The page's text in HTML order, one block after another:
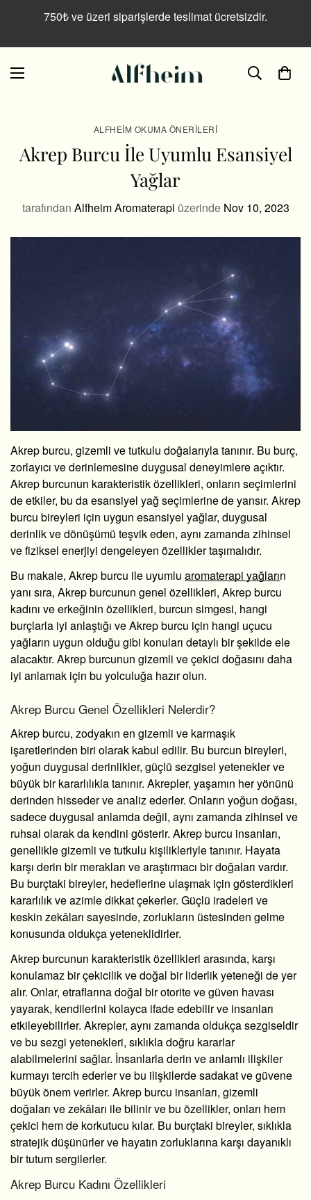
750₺ ve üzeri siparişlerde teslimat ücretsizdir.
ALFHEIM OKUMA ÖNERILERI
Akrep Burcu İle Uyumlu Esansiyel
Yağlar
tarafından Alfheim Aromaterapi üzerinde Nov 10, 2023
Akrep burcu, gizemli ve tutkulu doğalarıyla tanınır. Bu burç,
zorlayıcı ve derinlemesine duygusal deneyimlere açıktır.
Akrep burcunun karakteristik özellikleri, onların seçimlerini
de etkiler, bu da esansiyel yağ seçimlerine de yansır. Akrep
burcu bireyleri için uygun esansiyel yağlar, duygusal
derinlik ve dönüşümü teşvik eden, aynı zamanda zihinsel
ve fiziksel enerjiyi dengeleyen özellikler taşımalıdır.
Bu makale, Akrep burcu ile uyumlu aromaterapi yağların
yanı sıra, Akrep burcunun genel özellikleri, Akrep burcu
kadını ve erkeğinin özellikleri, burcun simgesi, hangi
burçlarla iyi anlaştığı ve Akrep burcu için hangi uçucu
yağların uygun olduğu gibi konuları detaylı bir şekilde ele
alacaktır. Akrep burcunun gizemli ve çekici doğasını daha
iyi anlamak için bu yolculuğa hazır olun.
Akrep Burcu Genel Özellikleri Nelerdir?
Akrep burcu, zodyakın en gizemli ve karmaşık
işaretlerinden biri olarak kabul edilir. Bu burcun bireyleri,
yoğun duygusal derinlikler, güçlü sezgisel yetenekler ve
büyük bir kararlılıkla tanınır. Akrepler, yaşamın her yönünü
derinden hisseder ve analiz ederler. Onların yoğun doğası,
sadece duygusal anlamda değil, aynı zamanda zihinsel ve
ruhsal olarak da kendini gösterir. Akrep burcu insanları,
genellikle gizemli ve tutkulu kişilikleriyle tanınır. Hayata
karşı derin bir merakları ve araştırmacı bir doğaları vardır.
Bu burçtaki bireyler, hedeflerine ulaşmak için gösterdikleri
kararlılık ve azimle dikkat çekerler. Güçlü iradeleri ve
keskin zekâları sayesinde, zorlukların üstesinden gelme
konusunda oldukça yeteneklidirler.
Akrep burcunun karakteristik özellikleri arasında, karşı
konulamaz bir çekicilik ve doğal bir liderlik yeteneği de yer
alır. Onlar, etraflarına doğal bir otorite ve güven havası
yayarak, kendilerini kolayca ifade edebilir ve insanları
etkileyebilirler. Akrepler, aynı zamanda oldukça sezgiseldir
ve bu sezgi yetenekleri, sıklıkla doğru kararlar
alabilmelerini sağlar. İnsanlarla derin ve anlamlı ilişkiler
kurmayı tercih ederler ve bu ilişkilerde sadakat ve güvene
büyük önem verirler. Akrep burcu insanları, gizemli
doğaları ve zekâları ile bilinir ve bu özellikler, onları hem
çekici hem de korkutucu kılar. Bu burçtaki bireyler, sıklıkla
stratejik düşünürler ve hayatın zorluklarına karşı dayanıklı
bir tutum sergilerler.
Akrep Burcu Kadını Özellikleri